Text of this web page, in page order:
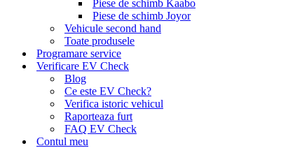
Piese de schimb Kaabo
Piese de schimb Joyor
Vehicule second hand
Toate produsele
Programare service
Verificare EV Check
Blog
Ce este EV Check?
Verifica istoric vehicul
Raporteaza furt
FAQ EV Check
Contul meu